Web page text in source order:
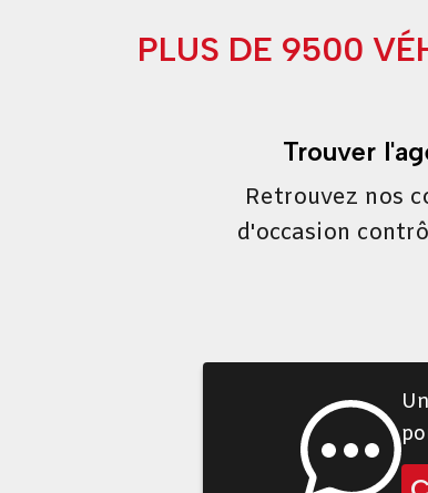
PLUS DE 9500
Trouver
Retrouvez nos
d'occasion